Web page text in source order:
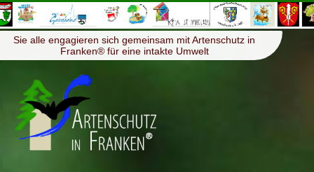
Menü ≡
Sie alle engagieren sich gemeinsam mit Artenschutz in
Franken® für eine intakte Umwelt